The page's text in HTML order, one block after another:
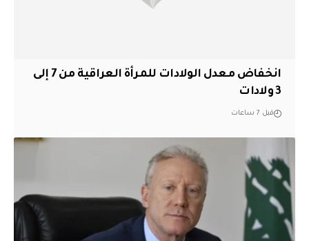
انخفاض معدل الولادات للمرأة العراقية من 7 إلى
3 ولادات
قبل 7 ساعات